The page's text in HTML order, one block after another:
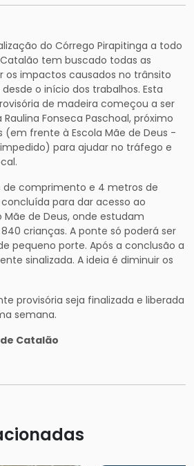
do Córrego Pirapitinga a todo
tem buscado todas as
os impactos causados no trânsito
o início dos trabalhos. Esta
de madeira começou a ser
Fonseca Paschoal, próximo
(em frente à Escola Mãe de Deus -
para ajudar no tráfego e
comprimento e 4 metros de
para dar acesso ao
de Deus, onde estudam
crianças. A ponte só poderá ser
pequeno porte. Após a conclusão a
sinalizada. A ideia é diminuir os
provisória seja finalizada e liberada
semana.
Catalão